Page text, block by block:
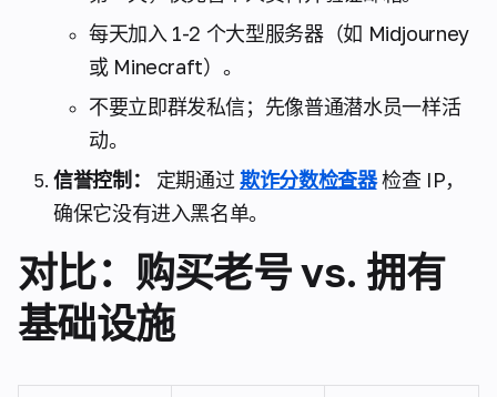
每天加入 1-2 个大型服务器（如 Midjourney
或 Minecraft）。
不要立即群发私信；先像普通潜水员一样活
动。
信誉控制：
定期通过欺诈分数检查器检查 IP，
确保它没有进入黑名单。
对比：购买老号 vs. 拥有
基础设施